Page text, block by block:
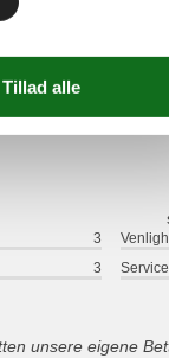
3
3
unsere eigene